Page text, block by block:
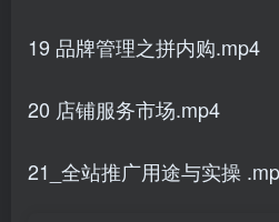
19 品牌管理之拼内购.mp4
20 店铺服务市场.mp4
21_全站推广用途与实操